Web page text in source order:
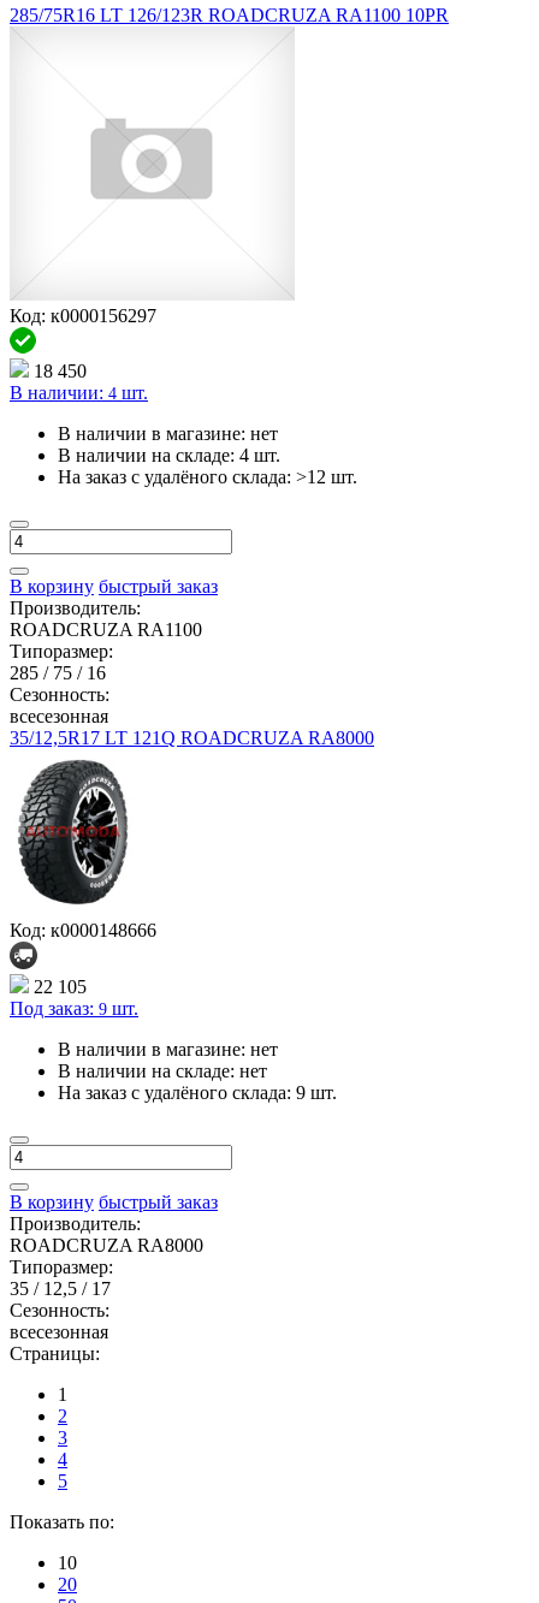
285/75R16 LT 126/123R ROADCRUZA RA1100 10PR
Код: к0000156297
18 450
В наличии: 4 шт.
В наличии в магазине: нет
В наличии на складе: 4 шт.
На заказ с удалёного склада: >12 шт.
В корзину быстрый заказ
Производитель:
ROADCRUZA RA1100
Типоразмер:
285 / 75 / 16
Сезонность:
всесезонная
35/12,5R17 LT 121Q ROADCRUZA RA8000
Код: к0000148666
22 105
Под заказ: 9 шт.
В наличии в магазине: нет
В наличии на складе: нет
На заказ с удалёного склада: 9 шт.
В корзину быстрый заказ
Производитель:
ROADCRUZA RA8000
Типоразмер:
35 / 12,5 / 17
Сезонность:
всесезонная
Страницы:
1
2
3
4
5
Показать по:
10
20